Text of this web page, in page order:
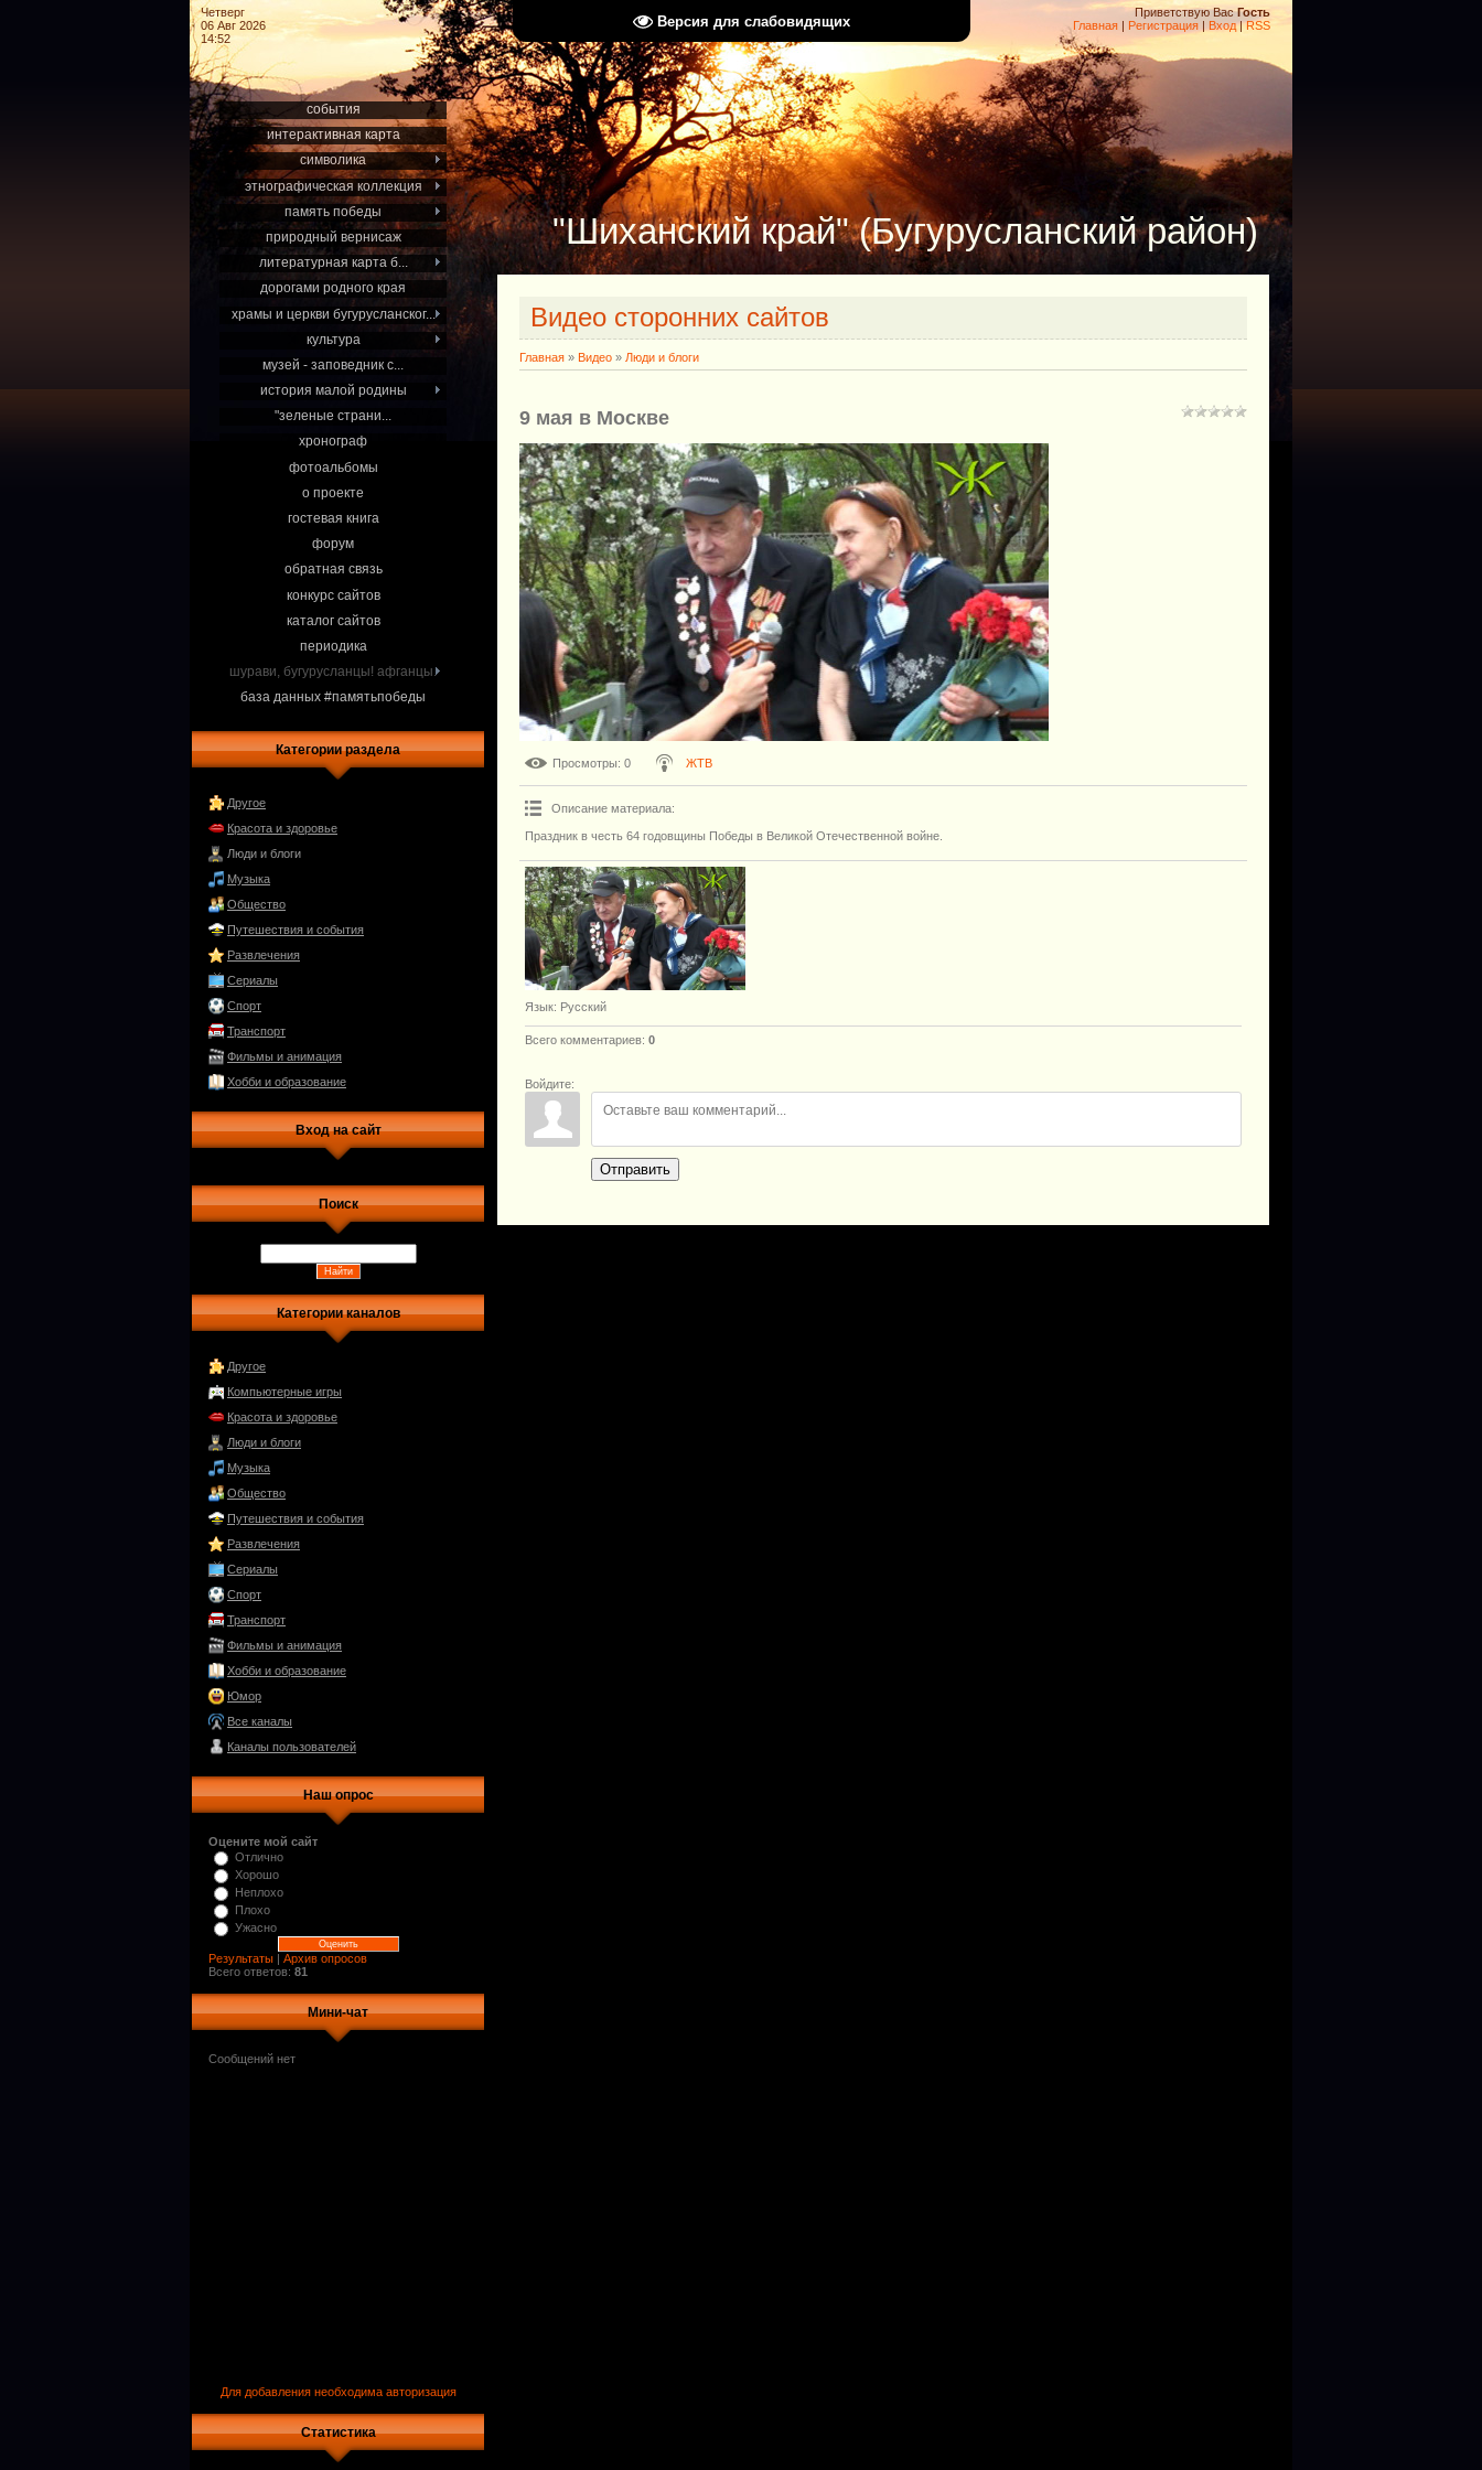
Версия для слабовидящих
Четверг
06 Авг 2026
14:52
Приветствую Вас Гость
Главная | Регистрация | Вход|RSS
события
интерактивная карта
символика
этнографическая коллекция
память победы
природный вернисаж
литературная карта б...
дорогами родного края
храмы и церкви бугурусланског...
культура
музей - заповедник с...
история малой родины
"зеленые страни...
хронограф
фотоальбомы
о проекте
гостевая книга
форум
обратная связь
конкурс сайтов
каталог сайтов
периодика
шурави, бугурусланцы! афганцы.
база данных #памятьпобеды
Категории раздела
Другое
Красота и здоровье
Люди и блоги
Музыка
Общество
Путешествия и события
Развлечения
Сериалы
Спорт
Транспорт
Фильмы и анимация
Хобби и образование
Вход на сайт
Поиск
Категории каналов
Другое
Компьютерные игры
Красота и здоровье
Люди и блоги
Музыка
Общество
Путешествия и события
Развлечения
Сериалы
Спорт
Транспорт
Фильмы и анимация
Хобби и образование
Юмор
Все каналы
Каналы пользователей
Наш опрос
Оцените мой сайт
Отлично
Хорошо
Неплохо
Плохо
Ужасно
Результаты | Архив опросов
Всего ответов: 81
Мини-чат
Для добавления необходима авторизация
Статистика
"Шиханский край" (Бугурусланский район)
Видео сторонних сайтов
Главная » Видео » Люди и блоги
9 мая в Москве
Просмотры: 0 ЖТВ
Описание материала:
Праздник в честь 64 годовщины Победы в Великой Отечественной войне.
Язык: Русский
Всего комментариев: 0
Войдите:
Отправить